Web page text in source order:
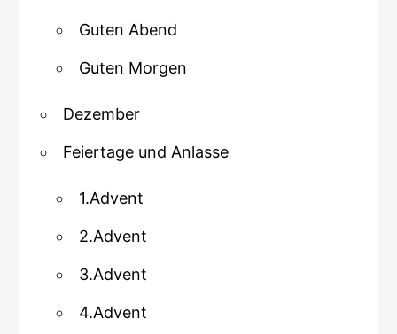
Guten Abend
Guten Morgen
Dezember
Feiertage und Anlasse
1.Advent
2.Advent
3.Advent
4.Advent